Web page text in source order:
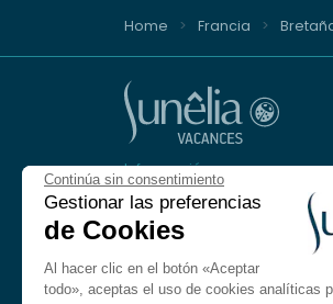
Continúa sin consentimiento
Gestionar las preferencias
de Cookies
Al hacer clic en el botón «Aceptar
todo», aceptas el uso de cookies analíticas
Home Francia
Información y reserva
+33 (0)9 69 375 115
De lunes a viernes, de 8.30 a
Sábado de 10:00 a 13:00 y de